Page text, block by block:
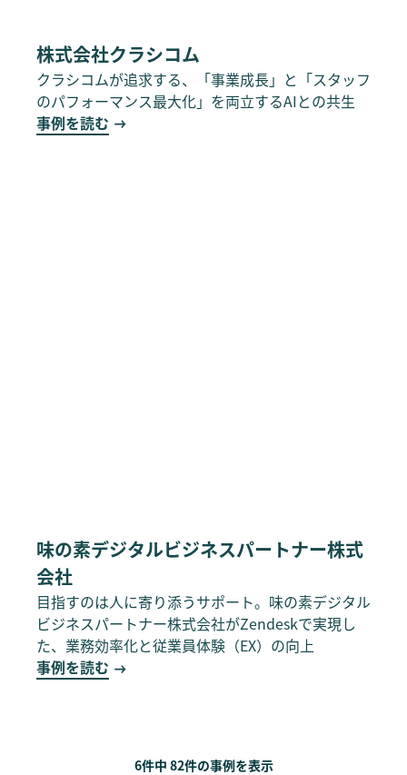
株式会社クラシコム
クラシコムが追求する、「事業成長」と「スタッフ
のパフォーマンス最大化」を両立するAIとの共生
事例を読む
味の素デジタルビジネスパートナー株式
会社
目指すのは人に寄り添うサポート。味の素デジタル
ビジネスパートナー株式会社がZendeskで実現し
た、業務効率化と従業員体験（EX）の向上
事例を読む
6件中 82件の事例を表示